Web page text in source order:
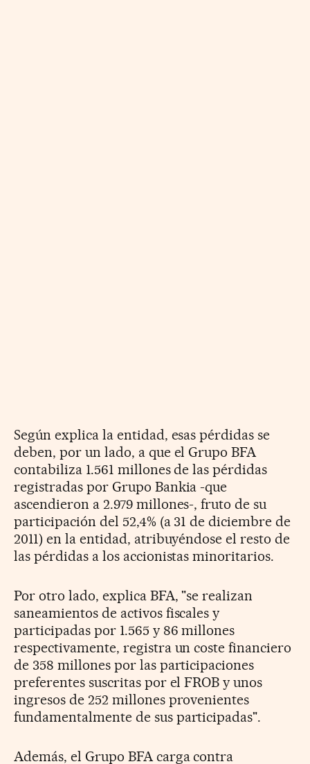
Según explica la entidad, esas pérdidas se
deben, por un lado, a que el Grupo BFA
contabiliza 1.561 millones de las pérdidas
registradas por Grupo Bankia -que
ascendieron a 2.979 millones-, fruto de su
participación del 52,4% (a 31 de diciembre de
2011) en la entidad, atribuyéndose el resto de
las pérdidas a los accionistas minoritarios.
Por otro lado, explica BFA, "se realizan
saneamientos de activos fiscales y
participadas por 1.565 y 86 millones
respectivamente, registra un coste financiero
de 358 millones por las participaciones
preferentes suscritas por el FROB y unos
ingresos de 252 millones provenientes
fundamentalmente de sus participadas".
Además, el Grupo BFA carga contra